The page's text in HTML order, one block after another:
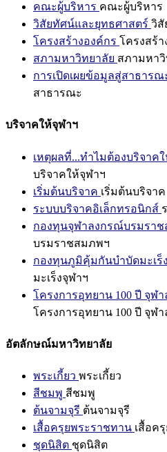
คณะผู้บริหาร คณะผู้บริหาร
วิสัยทัศน์และยุทธศาสตร์ วิสั
โครงสร้างองค์กร โครงสร้า
สภามหาวิทยาลัย สภามหา
การเปิดเผยข้อมูลสู่สาธารณ
สาธารณะ
บริจาคให้จุฬาฯ
เหตุผลที่...ทำไมต้องบริจาค
บริจาคให้จุฬาฯ
เริ่มต้นบริจาค เริ่มต้นบริจาค
ระบบบริจาคอิเล็กทรอนิกส์
กองทุนจุฬาลงกรณ์บรมรา
บรมราชสมภพฯ
กองทุนภูมิคุ้มกันบำบัดมะเร็
มะเร็งจุฬาฯ
โครงการอุทยาน 100 ปี จุฬ
โครงการอุทยาน 100 ปี จุฬ
อัตลักษณ์มหาวิทยาลัย
พระเกี้ยว พระเกี้ยว
สีชมพู สีชมพู
ต้นจามจุรี ต้นจามจุรี
เสื้อครุยพระราชทาน เสื้อค
ชุดนิสิต ชุดนิสิต